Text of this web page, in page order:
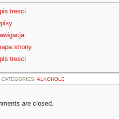
tresci
strony
tresci
CATEGORIES: ALKOHOLE
are closed.